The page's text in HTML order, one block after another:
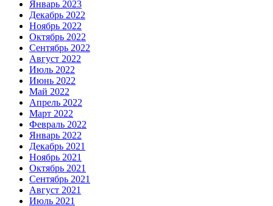
Январь 2023
Декабрь 2022
Ноябрь 2022
Октябрь 2022
Сентябрь 2022
Август 2022
Июль 2022
Июнь 2022
Май 2022
Апрель 2022
Март 2022
Февраль 2022
Январь 2022
Декабрь 2021
Ноябрь 2021
Октябрь 2021
Сентябрь 2021
Август 2021
Июль 2021